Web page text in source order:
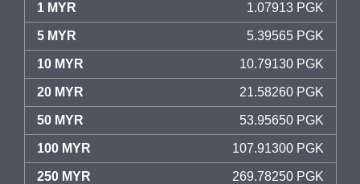
1 MYR 1.07913 PGK
5 MYR 5.39565 PGK
10 MYR 10.79130 PGK
20 MYR 21.58260 PGK
50 MYR 53.95650 PGK
100 MYR 107.91300 PGK
250 MYR 269.78250 PGK